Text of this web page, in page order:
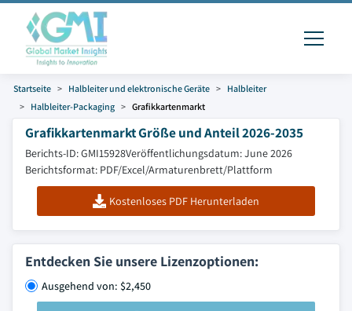
Startseite Halbleiter und elektronische Geräte
Halbleiter
Halbleiter-Packaging
Grafikkartenmarkt
Grafikkartenmarkt Größe und Anteil 2026-2035
Berichts-ID: GMI15928Veröffentlichungsdatum: June 2026
Berichtsformat: PDF/Excel/Armaturenbrett/Plattform
Kostenloses PDF Herunterladen
Entdecken Sie unsere Lizenzoptionen:
Ausgehend von: $2,450